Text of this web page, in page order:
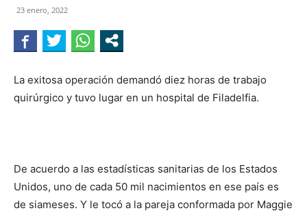
23 enero, 2022
La exitosa operación demandó diez horas de trabajo
quirúrgico y tuvo lugar en un hospital de Filadelfia.
De acuerdo a las estadísticas sanitarias de los Estados
Unidos, uno de cada 50 mil nacimientos en ese país es
de siameses. Y le tocó a la pareja conformada por Maggie